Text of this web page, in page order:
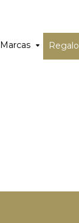
Marcas Regalo